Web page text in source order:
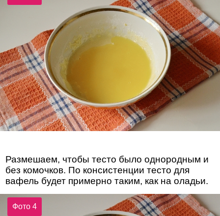
Размешаем, чтобы тесто было однородным и
без комочков. По консистенции тесто для
вафель будет примерно таким, как на оладьи.
Фото 4